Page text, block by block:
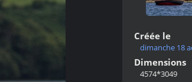
Créée le
dimanche 18
Dimensions
4574*3049